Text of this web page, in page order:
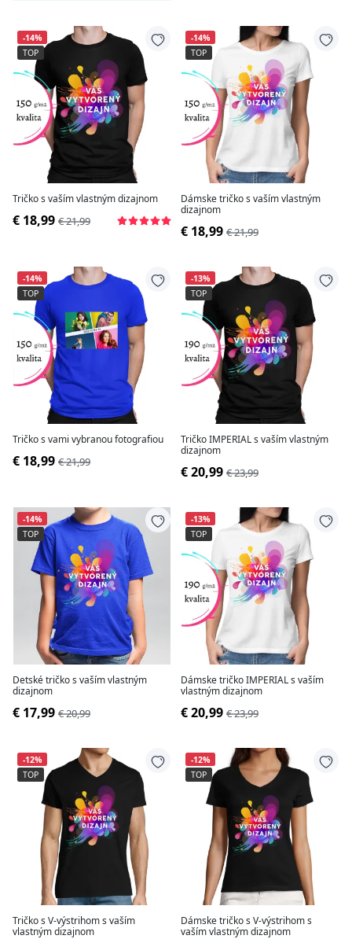
-14%
TOP
Tričko s vaším vlastným dizajnom
€ 18,99 € 21,99
-14%
TOP
Dámske tričko s vaším vlastným
dizajnom
€ 18,99 € 21,99
-14%
TOP
Tričko s vami vybranou fotografiou
€ 18,99 € 21,99
-13%
TOP
Tričko IMPERIAL s vaším vlastným
dizajnom
€ 20,99 € 23,99
-14%
TOP
Detské tričko s vaším vlastným
dizajnom
€ 17,99 € 20,99
-13%
TOP
Dámske tričko IMPERIAL s vaším
vlastným dizajnom
€ 20,99 € 23,99
-12%
TOP
Tričko s V-výstrihom s vaším
vlastným dizajnom
-12%
TOP
Dámske tričko s V-výstrihom s
vaším vlastným dizajnom